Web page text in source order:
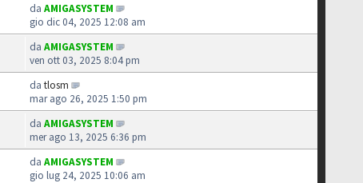
da AMIGASYSTEM
gio dic 04, 2025 12:08 am
da AMIGASYSTEM
ven ott 03, 2025 8:04 pm
da tlosm
mar ago 26, 2025 1:50 pm
da AMIGASYSTEM
mer ago 13, 2025 6:36 pm
da AMIGASYSTEM
gio lug 24, 2025 10:06 am